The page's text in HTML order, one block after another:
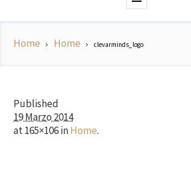
Home Home clevarminds_logo
Published
19 Marzo 2014
at 165×106 inHome.